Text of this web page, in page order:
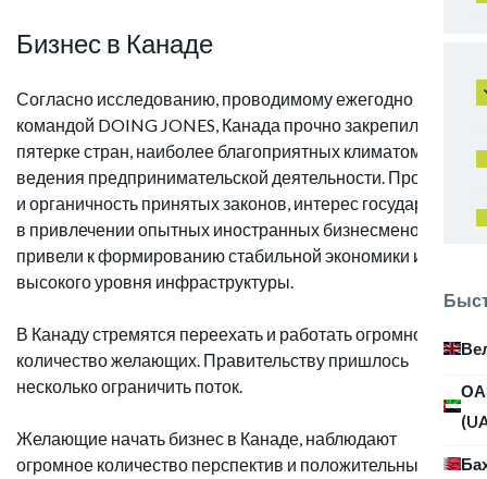
Бизнес в Канаде
Согласно исследованию, проводимому ежегодно
командой DOING JONES, Канада прочно закрепилась в
пятерке стран, наиболее благоприятных климатом
ведения предпринимательской деятельности. Простота
и органичность принятых законов, интерес государства
в привлечении опытных иностранных бизнесменов
привели к формированию стабильной экономики и
высокого уровня инфраструктуры.
В Канаду стремятся переехать и работать огромное
количество желающих. Правительству пришлось
несколько ограничить поток.
Желающие начать бизнес в Канаде, наблюдают
огромное количество перспектив и положительных